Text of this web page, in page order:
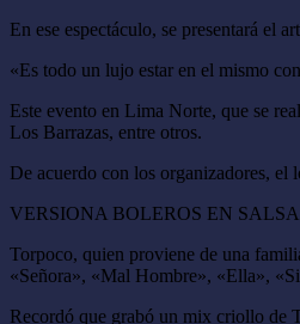
En ese espectáculo, se presentará el
«Es todo un lujo estar en el mismo
Este evento en Lima Norte, que se
Los Barrazas, entre otros.
De acuerdo con los organizadores, el
VERSIONA BOLEROS EN SALSA
Torpoco, quien proviene de una
«Señora», «Mal Hombre», «Ella»,
Recordó que grabó un mix criollo de